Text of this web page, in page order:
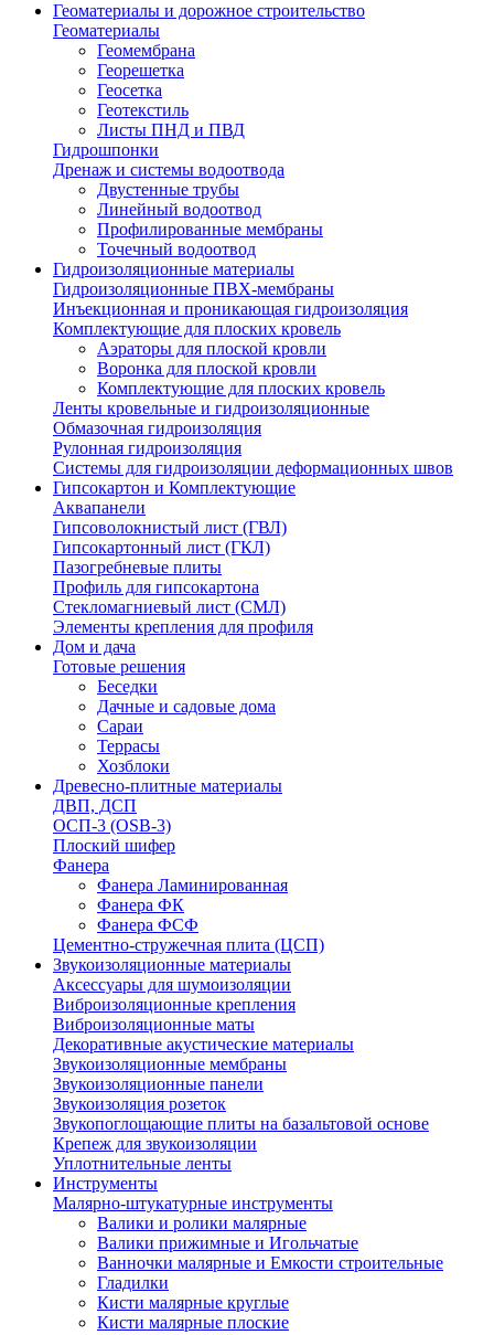
Геоматериалы и дорожное строительство
Геоматериалы
Геомембрана
Георешетка
Геосетка
Геотекстиль
Листы ПНД и ПВД
Гидрошпонки
Дренаж и системы водоотвода
Двустенные трубы
Линейный водоотвод
Профилированные мембраны
Точечный водоотвод
Гидроизоляционные материалы
Гидроизоляционные ПВХ-мембраны
Инъекционная и проникающая гидроизоляция
Комплектующие для плоских кровель
Аэраторы для плоской кровли
Воронка для плоской кровли
Комплектующие для плоских кровель
Ленты кровельные и гидроизоляционные
Обмазочная гидроизоляция
Рулонная гидроизоляция
Системы для гидроизоляции деформационных швов
Гипсокартон и Комплектующие
Аквапанели
Гипсоволокнистый лист (ГВЛ)
Гипсокартонный лист (ГКЛ)
Пазогребневые плиты
Профиль для гипсокартона
Стекломагниевый лист (СМЛ)
Элементы крепления для профиля
Дом и дача
Готовые решения
Беседки
Дачные и садовые дома
Сараи
Террасы
Хозблоки
Древесно-плитные материалы
ДВП, ДСП
ОСП-3 (OSB-3)
Плоский шифер
Фанера
Фанера Ламинированная
Фанера ФК
Фанера ФСФ
Цементно-стружечная плита (ЦСП)
Звукоизоляционные материалы
Аксессуары для шумоизоляции
Виброизоляционные крепления
Виброизоляционные маты
Декоративные акустические материалы
Звукоизоляционные мембраны
Звукоизоляционные панели
Звукоизоляция розеток
Звукопоглощающие плиты на базальтовой основе
Крепеж для звукоизоляции
Уплотнительные ленты
Инструменты
Малярно-штукатурные инструменты
Валики и ролики малярные
Валики прижимные и Игольчатые
Ванночки малярные и Емкости строительные
Гладилки
Кисти малярные круглые
Кисти малярные плоские